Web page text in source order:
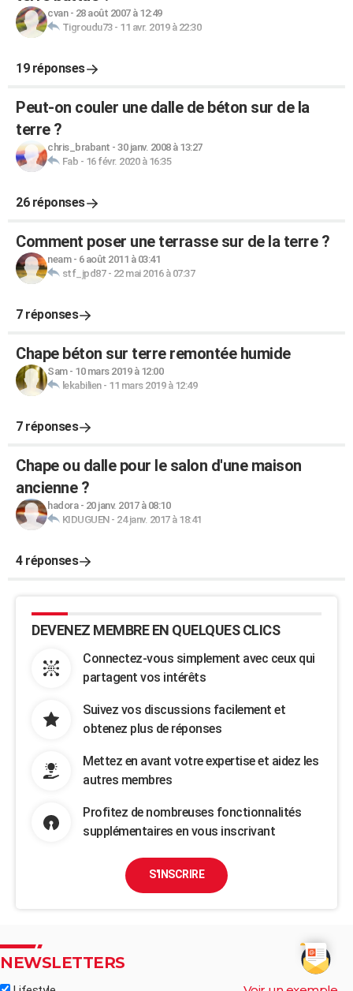
cvan- 28 août 2007 à 12:49
Tigroudu73- 11 avr. 2019 à 22:30
19 réponses
Peut-on couler une dalle de béton sur de la
terre ?
chris_brabant - 30 janv. 2008 à 13:27
Fab - 16 févr. 2020 à 16:35
26 réponses
Comment poser une terrasse sur de la terre ?
neam- 6 août 2011 à 03:41
stf_jpd87- 22 mai 2016 à 07:37
7 réponses
Chape béton sur terre remontée humide
Sam- 10 mars 2019 à 12:00
lekabilien- 11 mars 2019 à 12:49
7 réponses
Chape ou dalle pour le salon d'une maison
ancienne ?
hadora- 20 janv. 2017 à 08:10
KIDUGUEN- 24 janv. 2017 à 18:41
4 réponses
DEVENEZ MEMBRE EN QUELQUES CLICS
Connectez-vous simplement avec ceux qui
partagent vos intérêts
Suivez vos discussions facilement et
obtenez plus de réponses
Mettez en avant votre expertise et aidez les
autres membres
Profitez de nombreuses fonctionnalités
supplémentaires en vous inscrivant
S'INSCRIRE
NEWSLETTERS